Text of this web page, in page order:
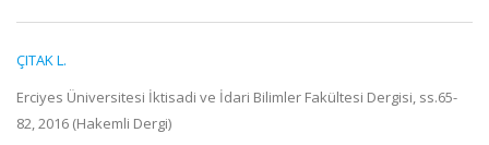
ÇITAK L.
Erciyes Üniversitesi İktisadi ve İdari Bilimler Fakültesi Dergisi, ss.65-
82, 2016 (Hakemli Dergi)